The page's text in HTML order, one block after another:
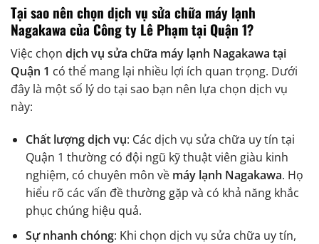
Tại sao nên chọn dịch vụ sửa chữa máy lạnh
Nagakawa của Công ty Lê Phạm tại Quận 1?
Việc chọn dịch vụ sửa chữa máy lạnh Nagakawa tại
Quận 1 có thể mang lại nhiều lợi ích quan trọng. Dưới
đây là một số lý do tại sao bạn nên lựa chọn dịch vụ
này:
Chất lượng dịch vụ: Các dịch vụ sửa chữa uy tín tại
Quận 1 thường có đội ngũ kỹ thuật viên giàu kinh
nghiệm, có chuyên môn về máy lạnh Nagakawa. Họ
hiểu rõ các vấn đề thường gặp và có khả năng khắc
phục chúng hiệu quả.
Sự nhanh chóng: Khi chọn dịch vụ sửa chữa uy tín,